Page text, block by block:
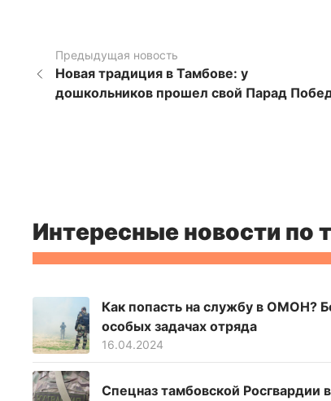
Предыдущая новость
Новая традиция в Тамбове: у
дошкольников прошел свой Парад
Интересные новости по
Как попасть на службу в ОМОН?
особых задачах отряда
16.04.2024
Спецназ тамбовской Росгвардии